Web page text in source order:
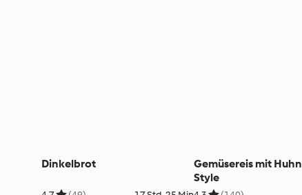
Dinkelbrot
Gemüsereis mit
Style